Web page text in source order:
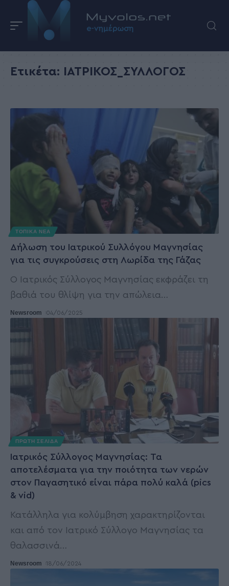
Ετικέτα: ΙΑΤΡΙΚΟΣ_ΣΥΛΛΟΓΟΣ
ΤΟΠΙΚΑ ΝΕΑ
Δήλωση του Ιατρικού Συλλόγου Μαγνησίας
για τις συγκρούσεις στη Λωρίδα της Γάζας
Ο Ιατρικός Σύλλογος Μαγνησίας εκφράζει τη
βαθιά του θλίψη για την απώλεια…
Newsroom 04/06/2025
ΠΡΩΤΗ ΣΕΛΙΔΑ
Ιατρικός Σύλλογος Μαγνησίας: Τα
αποτελέσματα για την ποιότητα των νερών
στον Παγασητικό είναι πάρα πολύ καλά (pics
& vid)
Κατάλληλα για κολύμβηση χαρακτηρίζονται
και από τον Ιατρικό Σύλλογο Μαγνησίας τα
θαλασσινά
Newsroom 18/06/2024